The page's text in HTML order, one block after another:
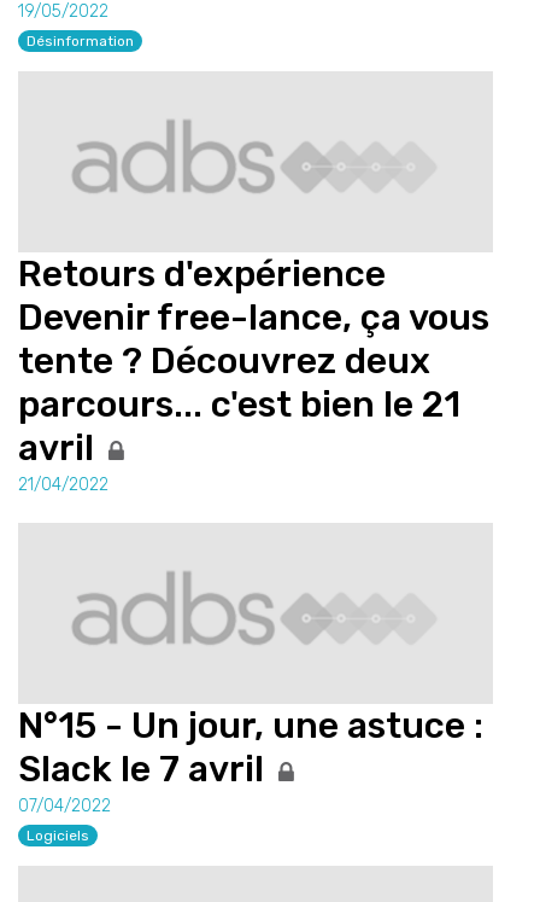
19/05/2022
Désinformation
Retours d'expérience
Devenir free-lance, ça vous
tente ? Découvrez deux
parcours... c'est bien le 21
avril
21/04/2022
N°15 - Un jour, une astuce :
Slack le 7 avril
07/04/2022
Logiciels